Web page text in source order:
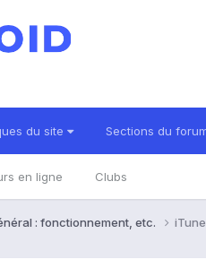
du site Sections du
en ligne Clubs
: fonctionnement, etc.